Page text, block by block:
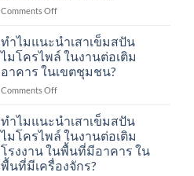
Comments Offon
ทดสอบ
ด้วย
น้ำ
หนัก
พลศาสตร์
Load
Test
คือ
อะไร?
ทำ
ทำไมแนะนำเสาเข็มสปัน
ไมโครไพล์ ในงานต่อเติม
อาคาร ในเขตชุมชน?
Comments Offon
แนะนำ
เสา
เข็ม
ส
ปัน
ทำไมแนะนำเสาเข็มสปัน
ไมโครไพล์ ในงานต่อเติม
โรงงาน ในพื้นที่มีอาคาร ใน
พื้นที่มีเครื่องจักร?